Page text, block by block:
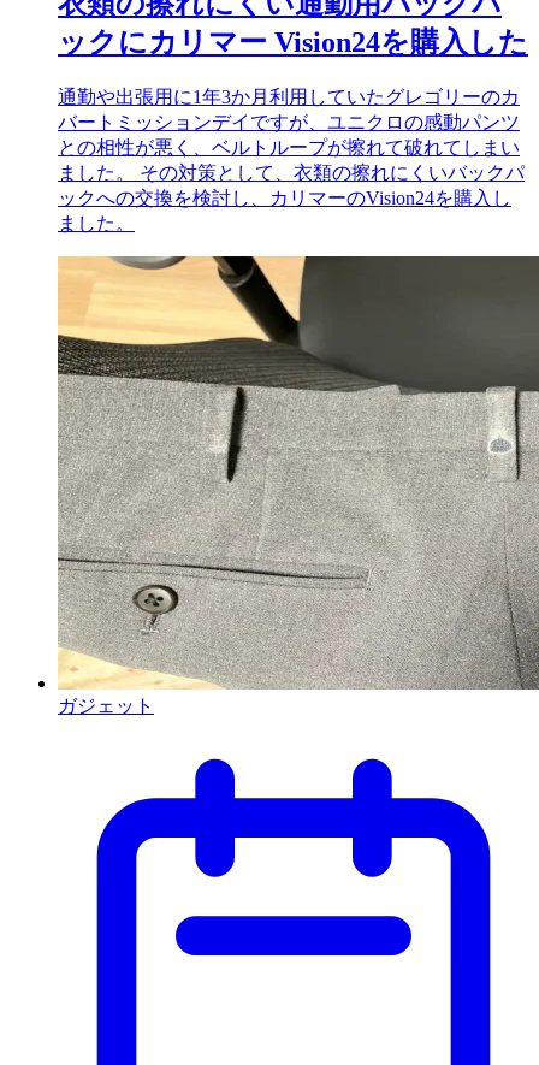
ックにカリマー Vision24を購入した
通勤や出張用に1年3か月利用していたグレゴリーのカ
バートミッションデイですが、ユニクロの感動パンツ
との相性が悪く、ベルトループが擦れて破れてしまい
ました。 その対策として、衣類の擦れにくいバックパ
ックへの交換を検討し、カリマーのVision24を購入し
ました。
ガジェット